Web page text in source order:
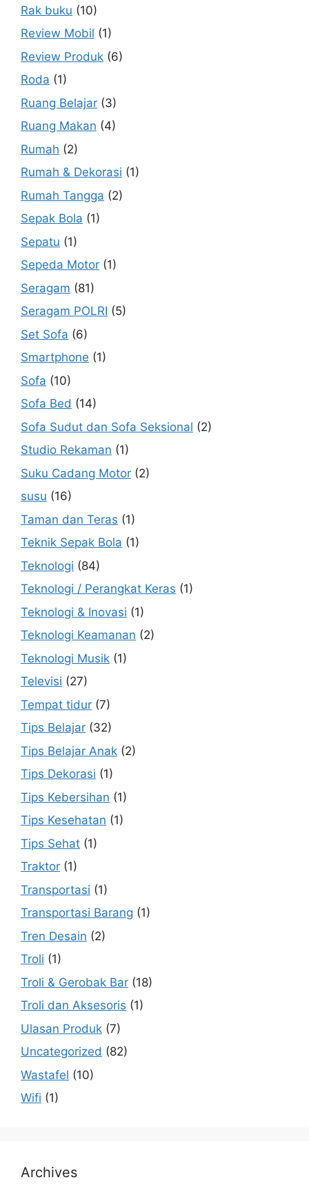
Rak buku (10)
Review Mobil (1)
Review Produk (6)
Roda (1)
Ruang Belajar (3)
Ruang Makan (4)
Rumah (2)
Rumah & Dekorasi (1)
Rumah Tangga (2)
Sepak Bola (1)
Sepatu (1)
Sepeda Motor (1)
Seragam (81)
Seragam POLRI (5)
Set Sofa (6)
Smartphone (1)
Sofa (10)
Sofa Bed (14)
Sofa Sudut dan Sofa Seksional (2)
Studio Rekaman (1)
Suku Cadang Motor (2)
susu (16)
Taman dan Teras (1)
Teknik Sepak Bola (1)
Teknologi (84)
Teknologi / Perangkat Keras (1)
Teknologi & Inovasi (1)
Teknologi Keamanan (2)
Teknologi Musik (1)
Televisi (27)
Tempat tidur (7)
Tips Belajar (32)
Tips Belajar Anak (2)
Tips Dekorasi (1)
Tips Kebersihan (1)
Tips Kesehatan (1)
Tips Sehat (1)
Traktor (1)
Transportasi (1)
Transportasi Barang (1)
Tren Desain (2)
Troli (1)
Troli & Gerobak Bar (18)
Troli dan Aksesoris (1)
Ulasan Produk (7)
Uncategorized (82)
Wastafel (10)
Wifi (1)
Archives